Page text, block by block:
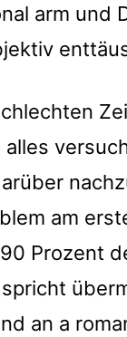
arm und
am
Prozent
an a